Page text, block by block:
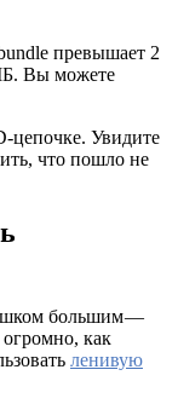
превышает 2
Вы можете
цепочке. Увидите
что пошло не
большим —
как
ленивую